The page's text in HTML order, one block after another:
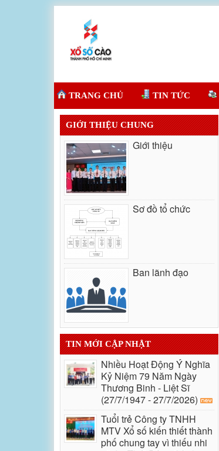
TRANG CHỦ TIN TỨC
GIỚI THIỆU CHUNG
Giới thiệu
Sơ đồ tổ chức
Ban lãnh đạo
TIN MỚI CẬP NHẬT
Nhiều Hoạt Động Ý Nghĩa
Kỷ Niệm 79 Năm Ngày
Thương Binh - Liệt Sĩ
(27/7/1947 - 27/7/2026)
Tuổi trẻ Công ty TNHH
MTV Xổ số kiến thiết thành
phố chung tay vì thiếu nhi